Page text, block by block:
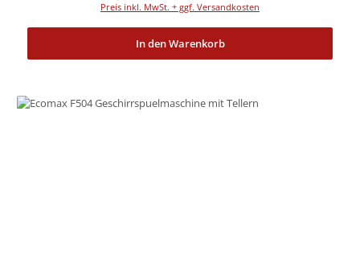
Preis inkl. MwSt. + ggf. Versandkosten
In den Warenkorb